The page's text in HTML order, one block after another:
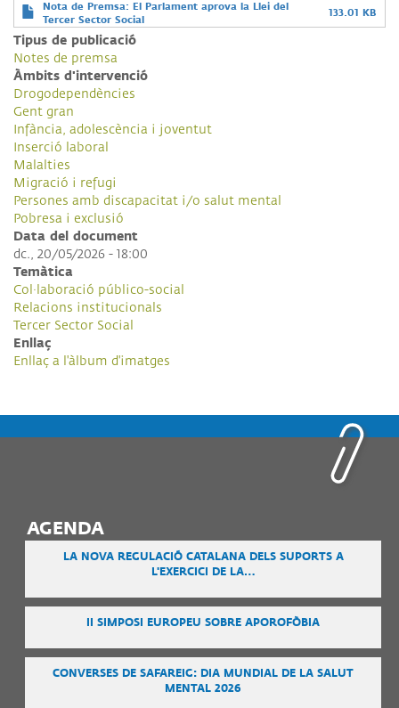
Nota de Premsa: El Parlament aprova la Llei del
Tercer Sector Social
133.01 KB
Tipus de publicació
Notes de premsa
Àmbits d'intervenció
Drogodependències
Gent gran
Infància, adolescència i joventut
Inserció laboral
Malalties
Migració i refugi
Persones amb discapacitat i/o salut mental
Pobresa i exclusió
Data del document
dc., 20/05/2026 - 18:00
Temàtica
Col·laboració público-social
Relacions institucionals
Tercer Sector Social
Enllaç
Enllaç a l'àlbum d'imatges
AGENDA
LA NOVA REGULACIÓ CATALANA DELS SUPORTS A
L'EXERCICI DE LA…
II SIMPOSI EUROPEU SOBRE APOROFÒBIA
CONVERSES DE SAFAREIG: DIA MUNDIAL DE LA SALUT
MENTAL 2026